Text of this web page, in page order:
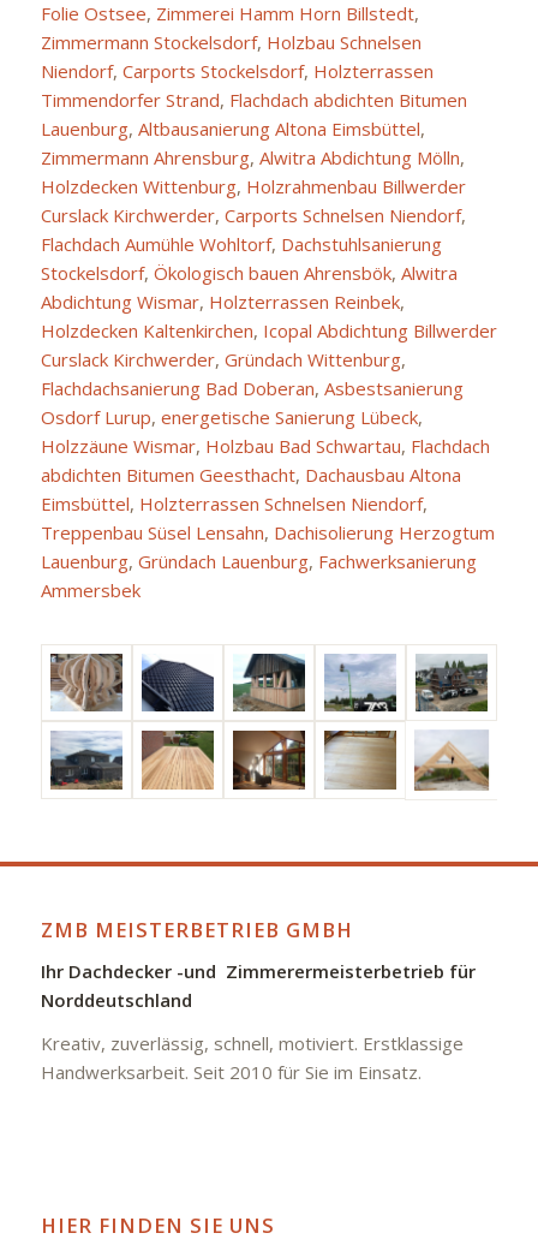
Folie Ostsee, Zimmerei Hamm Horn Billstedt,
Zimmermann Stockelsdorf, Holzbau Schnelsen
Niendorf, Carports Stockelsdorf, Holzterrassen
Timmendorfer Strand, Flachdach abdichten Bitumen
Lauenburg, Altbausanierung Altona Eimsbüttel,
Zimmermann Ahrensburg, Alwitra Abdichtung Mölln,
Holzdecken Wittenburg, Holzrahmenbau Billwerder
Curslack Kirchwerder, Carports Schnelsen Niendorf,
Flachdach Aumühle Wohltorf, Dachstuhlsanierung
Stockelsdorf, Ökologisch bauen Ahrensbök, Alwitra
Abdichtung Wismar, Holzterrassen Reinbek,
Holzdecken Kaltenkirchen, Icopal Abdichtung Billwerder
Curslack Kirchwerder, Gründach Wittenburg,
Flachdachsanierung Bad Doberan, Asbestsanierung
Osdorf Lurup, energetische Sanierung Lübeck,
Holzzäune Wismar, Holzbau Bad Schwartau, Flachdach
abdichten Bitumen Geesthacht, Dachausbau Altona
Eimsbüttel, Holzterrassen Schnelsen Niendorf,
Treppenbau Süsel Lensahn, Dachisolierung Herzogtum
Lauenburg, Gründach Lauenburg, Fachwerksanierung
Ammersbek
ZMB MEISTERBETRIEB GMBH
Ihr Dachdecker -und Zimmerermeisterbetrieb für
Norddeutschland
Kreativ, zuverlässig, schnell, motiviert. Erstklassige
Handwerksarbeit. Seit 2010 für Sie im Einsatz.
HIER FINDEN SIE UNS